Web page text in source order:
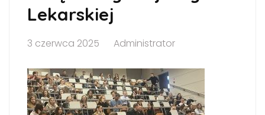
Lekarskiej
3 czerwca 2025 Administrator